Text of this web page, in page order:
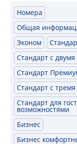
Номера
Общая
Эконом
Стандарт с
Стандарт
Стандарт с
Стандарт для
возможностями
Бизнес
Бизнес